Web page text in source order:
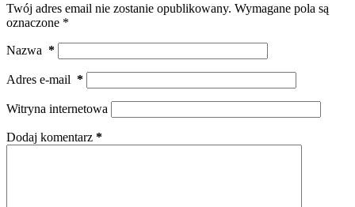
Twój adres email nie zostanie opublikowany. Wymagane pola są
oznaczone *
Nazwa *
Adres e-mail *
Witryna internetowa
Dodaj komentarz *